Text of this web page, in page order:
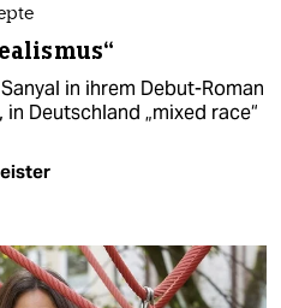
in ihrem Debut-Roman
Deutschland „mixed race“